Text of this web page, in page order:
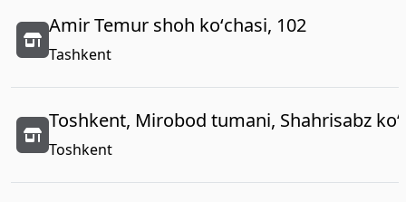
Amir Temur shoh koʻchasi, 102
Tashkent
Toshkent, Mirobod tumani, Shahrisabz
Toshkent